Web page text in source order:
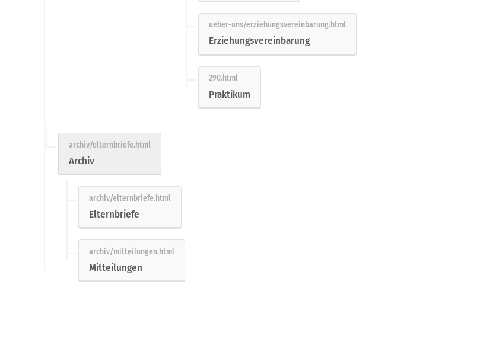
Erziehungsvereinbarung
Praktikum
Archiv
Elternbriefe
Mitteilungen